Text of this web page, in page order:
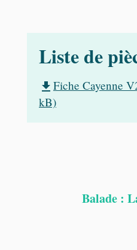
Liste de
file_download Fiche Cayenne
kB)
Balade :